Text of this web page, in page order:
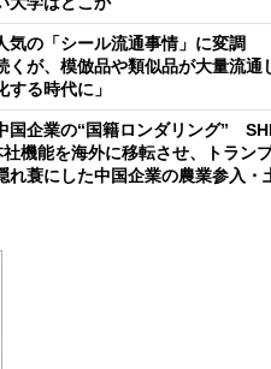
気の「シール流通事情」に変調
くが、模倣品や類似品が大量流
する時代に」
国企業の“国籍ロンダリング”
機能を海外に移転させ、トラン
れ蓑にした中国企業の農業参入・